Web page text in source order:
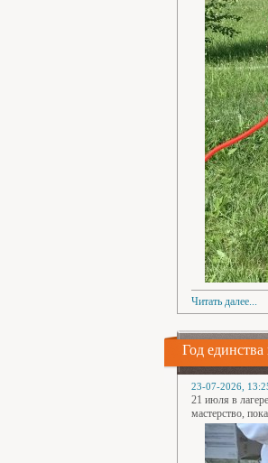
Читать далее...
Год
23-07-2026,
21 июля в
мастерство,